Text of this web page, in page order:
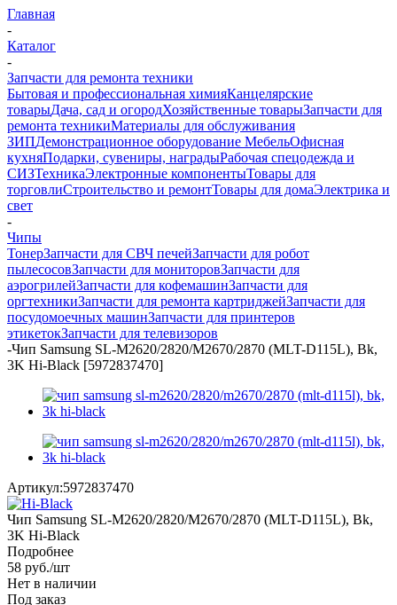
Главная
-
Каталог
-
Запчасти для ремонта техники
Бытовая и профессиональная химияКанцелярские
товарыДача, сад и огородХозяйственные товарыЗапчасти для
ремонта техникиМатериалы для обслуживания
ЗИПДемонстрационное оборудование МебельОфисная
кухняПодарки, сувениры, наградыРабочая спецодежда и
СИЗТехникаЭлектронные компонентыТовары для
торговлиСтроительство и ремонтТовары для домаЭлектрика и
свет
-
Чипы
ТонерЗапчасти для СВЧ печейЗапчасти для робот
пылесосовЗапчасти для мониторовЗапчасти для
аэрогрилейЗапчасти для кофемашинЗапчасти для
оргтехникиЗапчасти для ремонта картриджейЗапчасти для
посудомоечных машинЗапчасти для принтеров
этикетокЗапчасти для телевизоров
-Чип Samsung SL-M2620/2820/M2670/2870 (MLT-D115L), Bk,
3K Hi-Black [5972837470]
Артикул:5972837470
Чип Samsung SL-M2620/2820/M2670/2870 (MLT-D115L), Bk,
3K Hi-Black
Подробнее
58 руб./шт
Нет в наличии
Под заказ